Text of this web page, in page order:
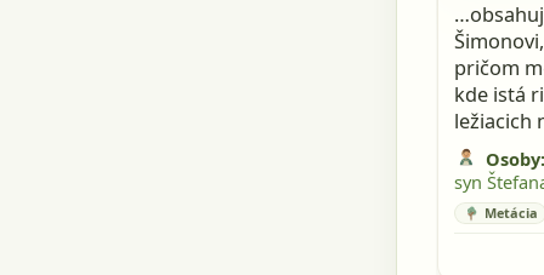
pričom
kde istá
ležiacich
Osoby:
syn
Metácia